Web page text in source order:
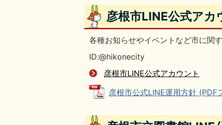
彦根市LINE公式アカ
各種お知らせやイベントなど市に関
ID:@hikonecity
彦根市LINE公式アカウント
彦根市公式LINE運用方針 (PDF